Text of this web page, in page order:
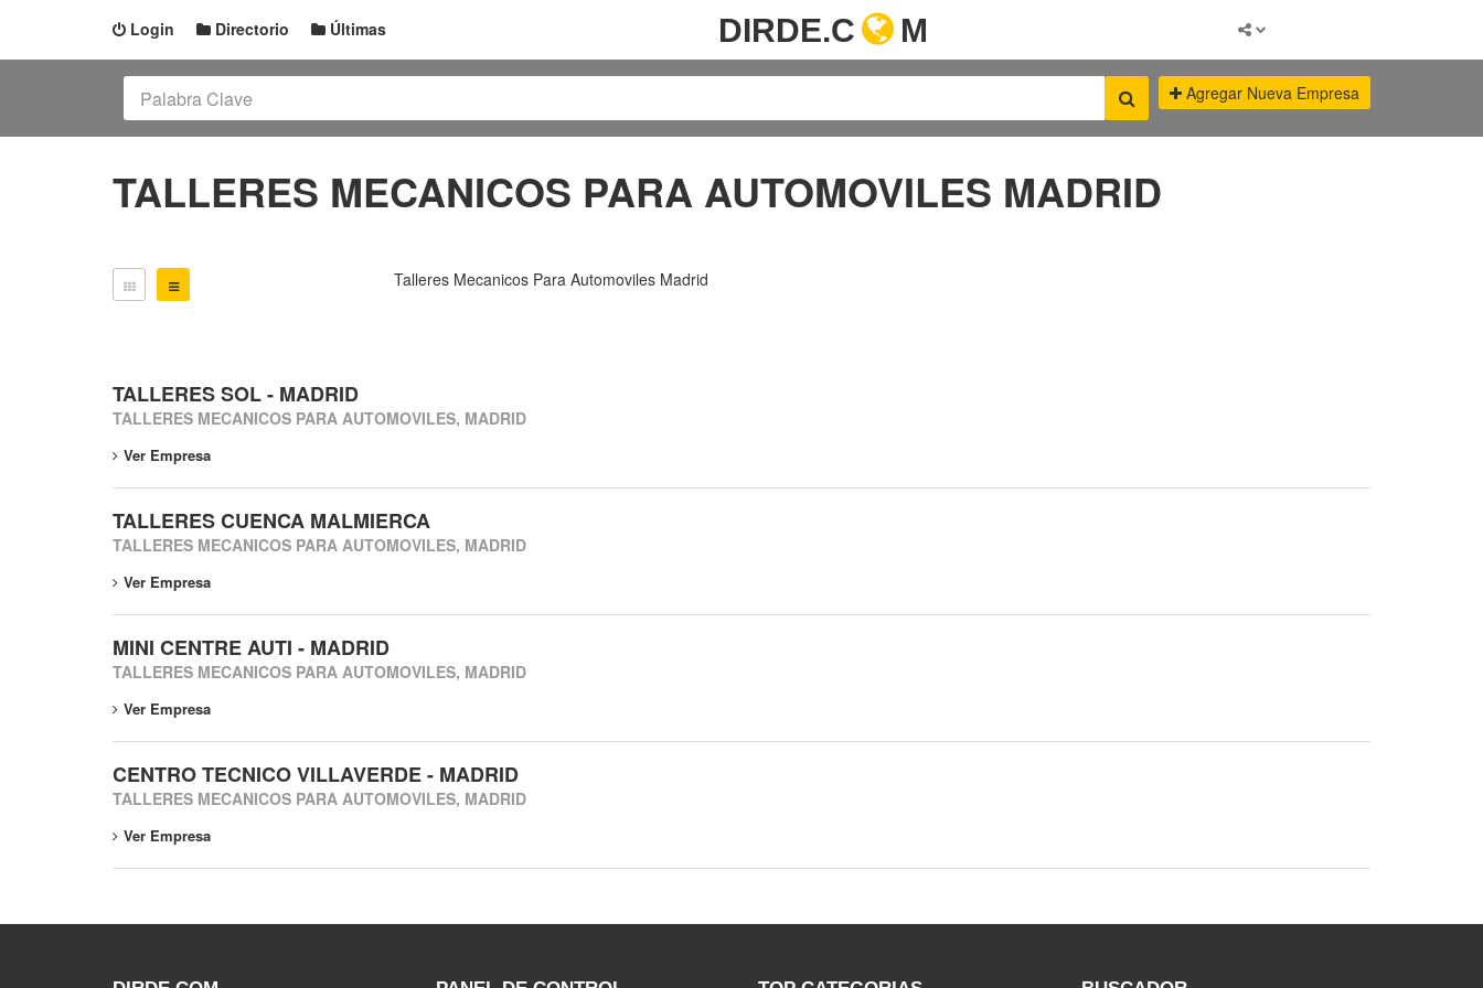
Login Directorio Últimas DIRDE.C M
Agregar Nueva Empresa
TALLERES MECANICOS PARA AUTOMOVILES MADRID
Talleres Mecanicos Para Automoviles Madrid
TALLERES SOL - MADRID
TALLERES MECANICOS PARA AUTOMOVILES, MADRID
Ver Empresa
TALLERES CUENCA MALMIERCA
TALLERES MECANICOS PARA AUTOMOVILES, MADRID
Ver Empresa
MINI CENTRE AUTI - MADRID
TALLERES MECANICOS PARA AUTOMOVILES, MADRID
Ver Empresa
CENTRO TECNICO VILLAVERDE - MADRID
TALLERES MECANICOS PARA AUTOMOVILES, MADRID
Ver Empresa